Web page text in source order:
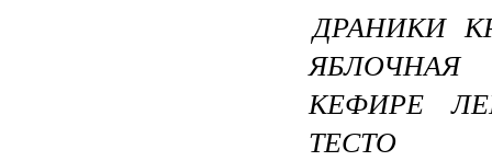
ДРАНИКИ
КЕФИРЕ
ТЕСТО